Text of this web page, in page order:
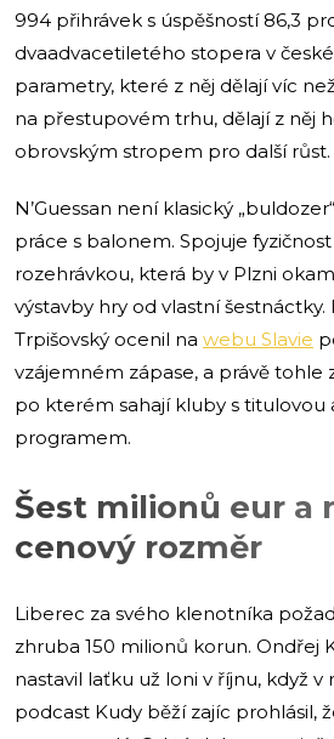
994 přihrávek s úspěšností 86,3
dvaadvacetiletého stopera v
parametry, které z něj dělají víc
na přestupovém trhu, dělají z něj
obrovským stropem pro další růst.
N’Guessan není klasický
práce s balonem. Spojuje
rozehrávkou, která by v Plzni
výstavby hry od vlastní šestnáctky.
Trpišovský ocenil na webu Slavie
vzájemném zápase, a právě tohle
po kterém sahají kluby s titulovou
programem.
Šest milionů eur a
cenový rozměr
Liberec za svého klenotníka
zhruba 150 milionů korun. Ondřej
nastavil laťku už loni v říjnu, když
podcast Kudy běží zajíc prohlásil,